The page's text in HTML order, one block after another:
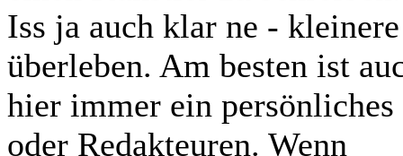
Iss ja auch klar ne -
überleben. Am besten ist
hier immer ein
oder Redakteuren. Wenn